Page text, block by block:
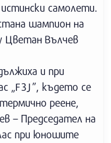
самолети.
шампион на
Цветан Вълчев
и при
„F3J”, където се
реене,
– Председател на
при юношите